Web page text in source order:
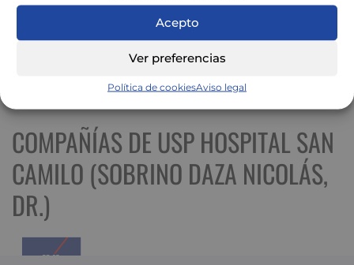
Acepto
Ver preferencias
Política de cookiesAviso legal
COMPAÑÍAS DE USP HOSPITAL SAN
CAMILO (SOBRINO DAZA NICOLÁS,
DR.)